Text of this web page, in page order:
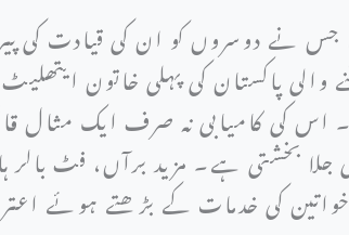
، جس نے دوسروں کو ان کی قیادت
والی پاکستان کی پہلی خاتون
کی کامیابی نہ صرف ایک مثال
بخشتی ہے۔ مزید برآں، فٹ بالر
کی خدمات کے بڑھتے ہوئے